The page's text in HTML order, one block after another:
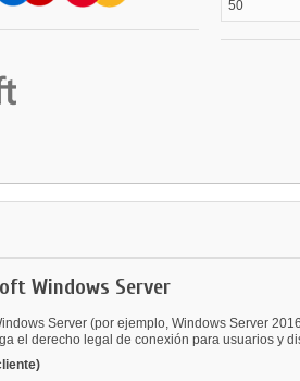
50
Windows Server
Server (por ejemplo, Windows Server
el derecho legal de conexión para usuarios y